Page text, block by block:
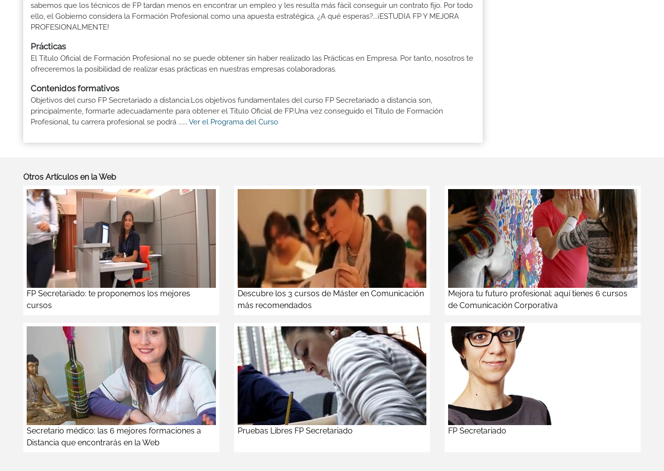
sabemos que los técnicos de FP tardan menos en encontrar un empleo y les resulta más fácil conseguir un contrato fijo. Por todo
ello, el Gobierno considera la Formación Profesional como una apuesta estratégica. ¿A qué esperas?...¡ESTUDIA FP Y MEJORA
PROFESIONALMENTE!
Prácticas
El Título Oficial de Formación Profesional no se puede obtener sin haber realizado las Prácticas en Empresa. Por tanto, nosotros te
ofreceremos la posibilidad de realizar esas prácticas en nuestras empresas colaboradoras.
Contenidos formativos
Objetivos del curso FP Secretariado a distancia:Los objetivos fundamentales del curso FP Secretariado a distancia son,
principalmente, formarte adecuadamente para obtener el Titulo Oficial de FP.Una vez conseguido el Título de Formación
Profesional, tu carrera profesional se podrá ...... Ver el Programa del Curso
Otros Artículos en la Web
FP Secretariado: te proponemos los mejores
cursos
Descubre los 3 cursos de Máster en Comunicación
más recomendados
Mejora tu futuro profesional: aquí tienes 6 cursos
de Comunicación Corporativa
Secretario médico: las 6 mejores formaciones a
Distancia que encontrarás en la Web
Pruebas Libres FP Secretariado FP Secretariado